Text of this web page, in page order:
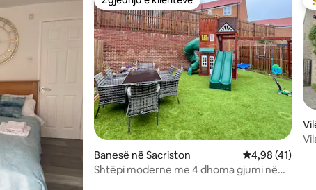
Zgjedhja e klientëve
Banesë në Sacriston Vlerësimi
4,98 (41)
Shtëpi moderne me 4 dhoma gjumi në